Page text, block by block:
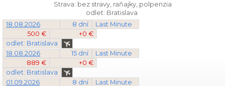
Strava: bez stravy, raňajky, polpenzia
odlet: Bratislava
18.08.2026
8 dní
Last Minute
500 €
+0 €
odlet: Bratislava
18.08.2026
15 dní
Last Minute
889 €
+0 €
odlet: Bratislava
01.09.2026
8 dní Last Minute